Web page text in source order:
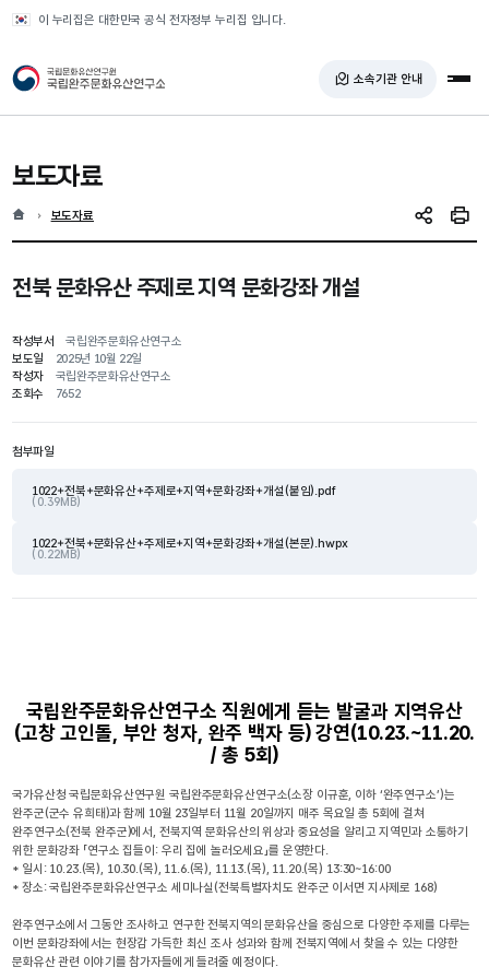
이 누리집은 대한민국 공식 전자정부 누리집 입니다.
국가유산청 국립완주문화유산연구소 소속기관 안내 전
보도자료
홈 현재 위치
보도자료 SNS 공유인쇄
전북 문화유산 주제로 지역 문화강좌 개설
작성부서
국립완주문화유산연구소
보도일
2025년 10월 22일
작성자
국립완주문화유산연구소
조회수
7652
첨부파일
1022+전북+문화유산+주제로+지역+문화강좌+개설(붙임).pdf
( 0.39MB)
1022+전북+문화유산+주제로+지역+문화강좌+개설(본문).hwpx
( 0.22MB)
국립완주문화유산연구소 직원에게 듣는 발굴과 지역유산
(고창 고인돌, 부안 청자, 완주 백자 등) 강연(10.23.~11.20.
/ 총 5회)
국가유산청 국립문화유산연구원 국립완주문화유산연구소(소장 이규훈, 이하 ‘완주연구소’)는
완주군(군수 유희태)과 함께 10월 23일부터 11월 20일까지 매주 목요일 총 5회에 걸쳐
완주연구소(전북 완주군)에서, 전북지역 문화유산의 위상과 중요성을 알리고 지역민과 소통하기
위한 문화강좌 「연구소 집들이: 우리 집에 놀러오세요」를 운영한다.
* 일시: 10.23.(목), 10.30.(목), 11.6.(목), 11.13.(목), 11.20.(목) 13:30~16:00
* 장소: 국립완주문화유산연구소 세미나실(전북특별자치도 완주군 이서면 지사제로 168)
완주연구소에서 그동안 조사하고 연구한 전북지역의 문화유산을 중심으로 다양한 주제를 다루는
이번 문화강좌에서는 현장감 가득한 최신 조사 성과와 함께 전북지역에서 찾을 수 있는 다양한
문화유산 관련 이야기를 참가자들에게 들려줄 예정이다.